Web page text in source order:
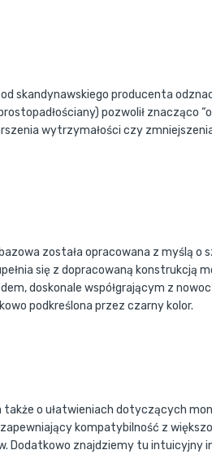
od skandynawskiego producenta
pozwolił znacząco
wytrzymałości czy
została opracowana z myślą
się z dopracowaną konstrukcją
doskonale współgrającym z
podkreślona przez czarny kolor.
także o ułatwieniach dotyczących
kompatybilność z
Dodatkowo znajdziemy tu intuicyjny